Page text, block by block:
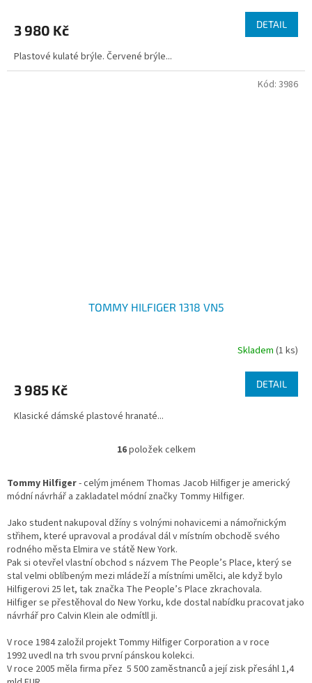
3 980 Kč DETAIL
Plastové kulaté brýle. Červené brýle...
TOMMY HILFIGER 1318 VN5
Skladem (1 ks)
3 985 Kč DETAIL
Klasické dámské plastové hranaté...
Kód: 3986
O
l
á
a
c
í
p
r
v
k
y
ý
p
i
16položek celkem
Tommy Hilfiger- celým jménem Thomas Jacob Hilfiger je americký
módní návrhář a zakladatel módní značky Tommy Hilfiger.
Jako student nakupoval džíny s volnými nohavicemi a námořnickým
střihem, které upravoval a prodával dál v místním obchodě svého
rodného města Elmira ve státě New York.
Pak si otevřel vlastní obchod s názvem The People’s Place, který se
stal velmi oblíbeným mezi mládeží a místními umělci, ale když bylo
Hilfigerovi 25 let, tak značka The People’s Place zkrachovala.
Hilfiger se přestěhoval do New Yorku, kde dostal nabídku pracovat jako
návrhář pro Calvin Klein ale odmítll ji.
V roce 1984 založil projekt Tommy Hilfiger Corporation a v roce
1992 uvedl na trh svou první pánskou kolekci.
V roce 2005 měla firma přez 5 500 zaměstnanců a její zisk přesáhl 1,4